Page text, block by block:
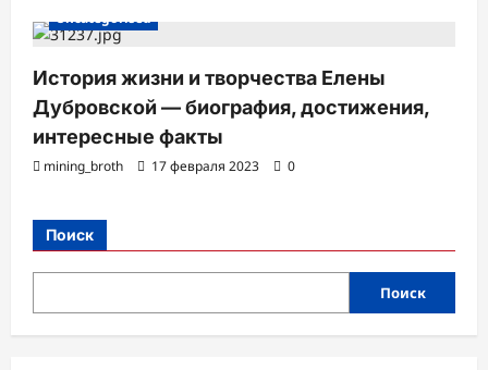
Uncategorised
История жизни и творчества Елены
Дубровской — биография, достижения,
интересные факты
mining_broth 17 февраля 2023 0
Поиск
Поиск